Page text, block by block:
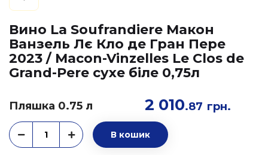
Вино La Soufrandiere Макон
Ванзель Лє Кло де Гран Пере
2023 / Macon-Vinzelles Le Clos de
Grand-Pere сухе біле 0,75л
Пляшка 0.75 л 2 010.87 грн.
В кошик